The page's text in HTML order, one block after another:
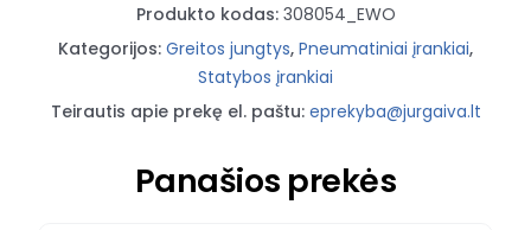
Produkto kodas: 308054_EWO
Kategorijos: Greitos jungtys, Pneumatiniai įrankiai,
Statybos įrankiai
Teirautis apie prekę el. paštu: eprekyba@jurgaiva.lt
Panašios prekės